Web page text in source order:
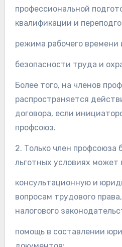
профессиональной
квалификации и
режима рабочего
безопасности труда и
Более того, на членов
распространяется
договора, если
профсоюз.
2. Только член профсоюза
льготных условиях может
консультационную и
вопросам трудового
налогового
помощь в составлении